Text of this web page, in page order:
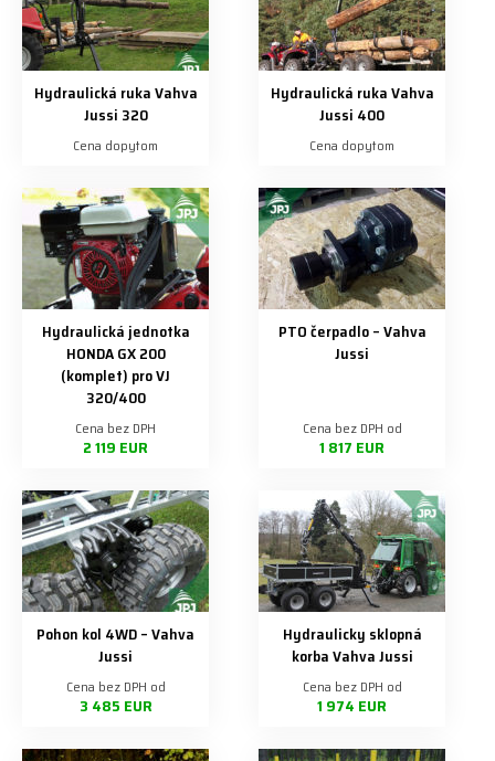
Hydraulická ruka Vahva
Jussi 320
Cena dopytom
Hydraulická ruka Vahva
Jussi 400
Cena dopytom
Hydraulická jednotka
HONDA GX 200
(komplet) pro VJ
320/400
Cena bez DPH
2 119 EUR
PTO čerpadlo – Vahva
Jussi
Cena bez DPH od
1 817 EUR
Pohon kol 4WD – Vahva
Jussi
Cena bez DPH od
3 485 EUR
Hydraulicky sklopná
korba Vahva Jussi
Cena bez DPH od
1 974 EUR